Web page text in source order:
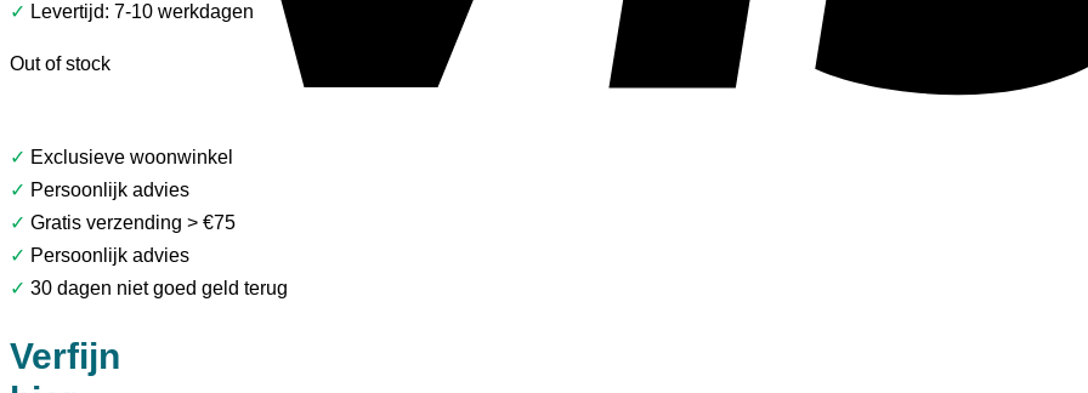
✓ Levertijd: 7-10 werkdagen
Out of stock
✓ Exclusieve woonwinkel
✓ Persoonlijk advies
✓ Gratis verzending > €75
✓ Persoonlijk advies
✓ 30 dagen niet goed geld terug
Verfijn